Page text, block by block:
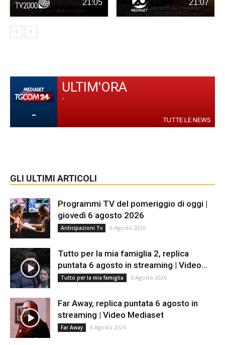
21:05 21:07
-
ULTIM'ORA
-
TUTTE LE NEWS
GLI ULTIMI ARTICOLI
Programmi TV del pomeriggio di oggi |
giovedì 6 agosto 2026
Anticipazioni Tv 6 Agosto 2026
Tutto per la mia famiglia 2, replica
puntata 6 agosto in streaming | Video...
Tutto per la mia famiglia 6 Agosto 2026
Far Away, replica puntata 6 agosto in
streaming | Video Mediaset
Far Away 6 Agosto 2026